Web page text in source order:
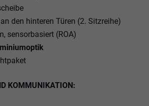
den hinteren Türen (2. Sitzreihe)
sensorbasiert (ROA)
KOMMUNIKATION: